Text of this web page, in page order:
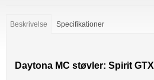
Beskrivelse Specifikationer
Daytona MC støvler: Spirit GTX